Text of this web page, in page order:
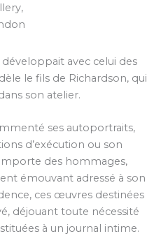
développait avec celui des
le fils de Richardson, qui
son atelier.
ses autoportraits,
d’exécution ou son
des hommages,
émouvant adressé à son
ces œuvres destinées
déjouant toute nécessité
à un journal intime.